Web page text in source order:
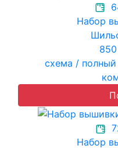
Набор
схема /
Набор